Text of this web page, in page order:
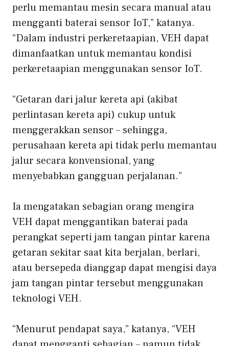
perlu memantau mesin secara manual atau
mengganti baterai sensor IoT,” katanya.
“Dalam industri perkeretaapian, VEH dapat
dimanfaatkan untuk memantau kondisi
perkeretaapian menggunakan sensor IoT.
“Getaran dari jalur kereta api (akibat
perlintasan kereta api) cukup untuk
menggerakkan sensor – sehingga,
perusahaan kereta api tidak perlu memantau
jalur secara konvensional, yang
menyebabkan gangguan perjalanan.”
Ia mengatakan sebagian orang mengira
VEH dapat menggantikan baterai pada
perangkat seperti jam tangan pintar karena
getaran sekitar saat kita berjalan, berlari,
atau bersepeda dianggap dapat mengisi daya
jam tangan pintar tersebut menggunakan
teknologi VEH.
“Menurut pendapat saya,” katanya, “VEH